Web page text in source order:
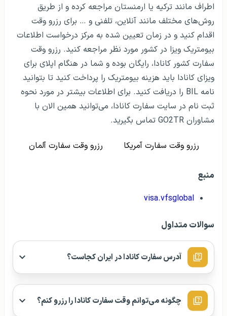
اطراف مانند ترکیه یا ارمنستان مراجعه کرده و از طریق
روش‌های مختلف مانند آنلاین، تلفنی و … برای رزرو وقت
اقدام کنید و در زمان تعیین شده به مرکز درخواست اطلاعات
بیومتریک ویزا در کشور مورد نظر مراجعه کنید. رزرو وقت
سفارت کشور کانادا، رایگان بوده و شما در هنگام اپلای برای
ویزای کانادا باید هزینه بیومتریک را پرداخت کنید تا بتوانید
نامه BIL را دریافت کنید. برای اطلاعات بیشتر در مورد نحوه
ثبت نام در سایت سفارت کانادا، می‌توانید همین الان با
مشاوران GO2TR تماس بگیرید.
رزرو وقت سفارت آمریکا رزرو وقت سفارت آلمان
منبع
visa.vfsglobal
سوالات متداول
آدرس سفارت کانادا در ایران کجاست؟
چگونه می‌توانم وقت سفارت کانادا را رزرو کنم؟